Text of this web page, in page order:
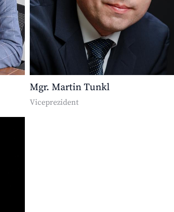
Mgr. Martin Tunkl
Viceprezident